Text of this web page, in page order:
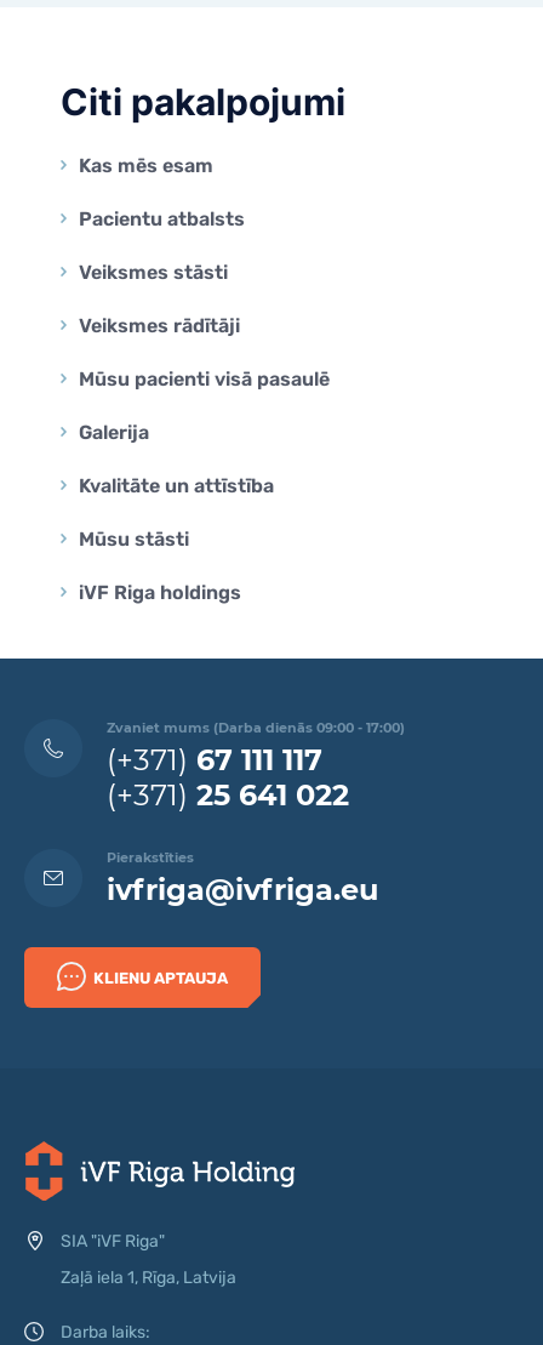
Citi pakalpojumi
Kas mēs esam
Pacientu atbalsts
Veiksmes stāsti
Veiksmes rādītāji
Mūsu pacienti visā pasaulē
Galerija
Kvalitāte un attīstība
Mūsu stāsti
iVF Riga holdings
Zvaniet mums (Darba dienās 09:00 - 17:00)
(+371) 67 111 117
(+371) 25 641 022
Pierakstīties
ivfriga@ivfriga.eu
KLIENU APTAUJA
SIA "iVF Riga"
Zaļā iela 1, Rīga, Latvija
Darba laiks: